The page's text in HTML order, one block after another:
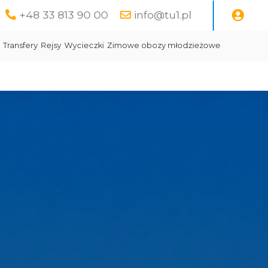
+48 33 813 90 00 info@tu1.pl
Transfery Rejsy Wycieczki Zimowe obozy młodzieżowe